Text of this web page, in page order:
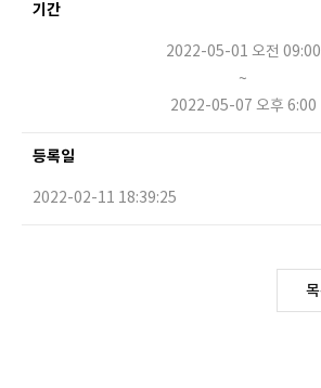
기간
2022-05-01 오전 09:00
~
2022-05-07 오후 6:00
등록일
2022-02-11 18:39:25